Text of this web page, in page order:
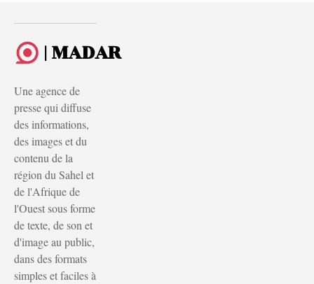
| MADAR
Une agence de
presse qui diffuse
des informations,
des images et du
contenu de la
région du Sahel et
de l'Afrique de
l'Ouest sous forme
de texte, de son et
d'image au public,
dans des formats
simples et faciles à